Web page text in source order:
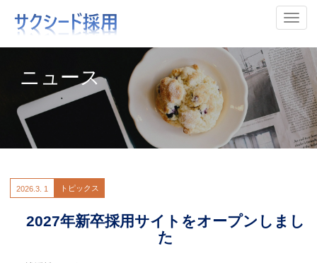
ナ
ニュース
2026. 3. 1 トピックス
2027年新卒採用サイトをオープンしまし
た